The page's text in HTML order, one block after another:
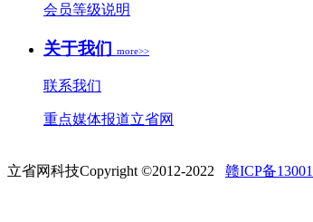
会员等级说明
关于我们 more>>
联系我们
重点媒体报道立省网
立省网科技Copyright ©2012-2022 赣ICP备